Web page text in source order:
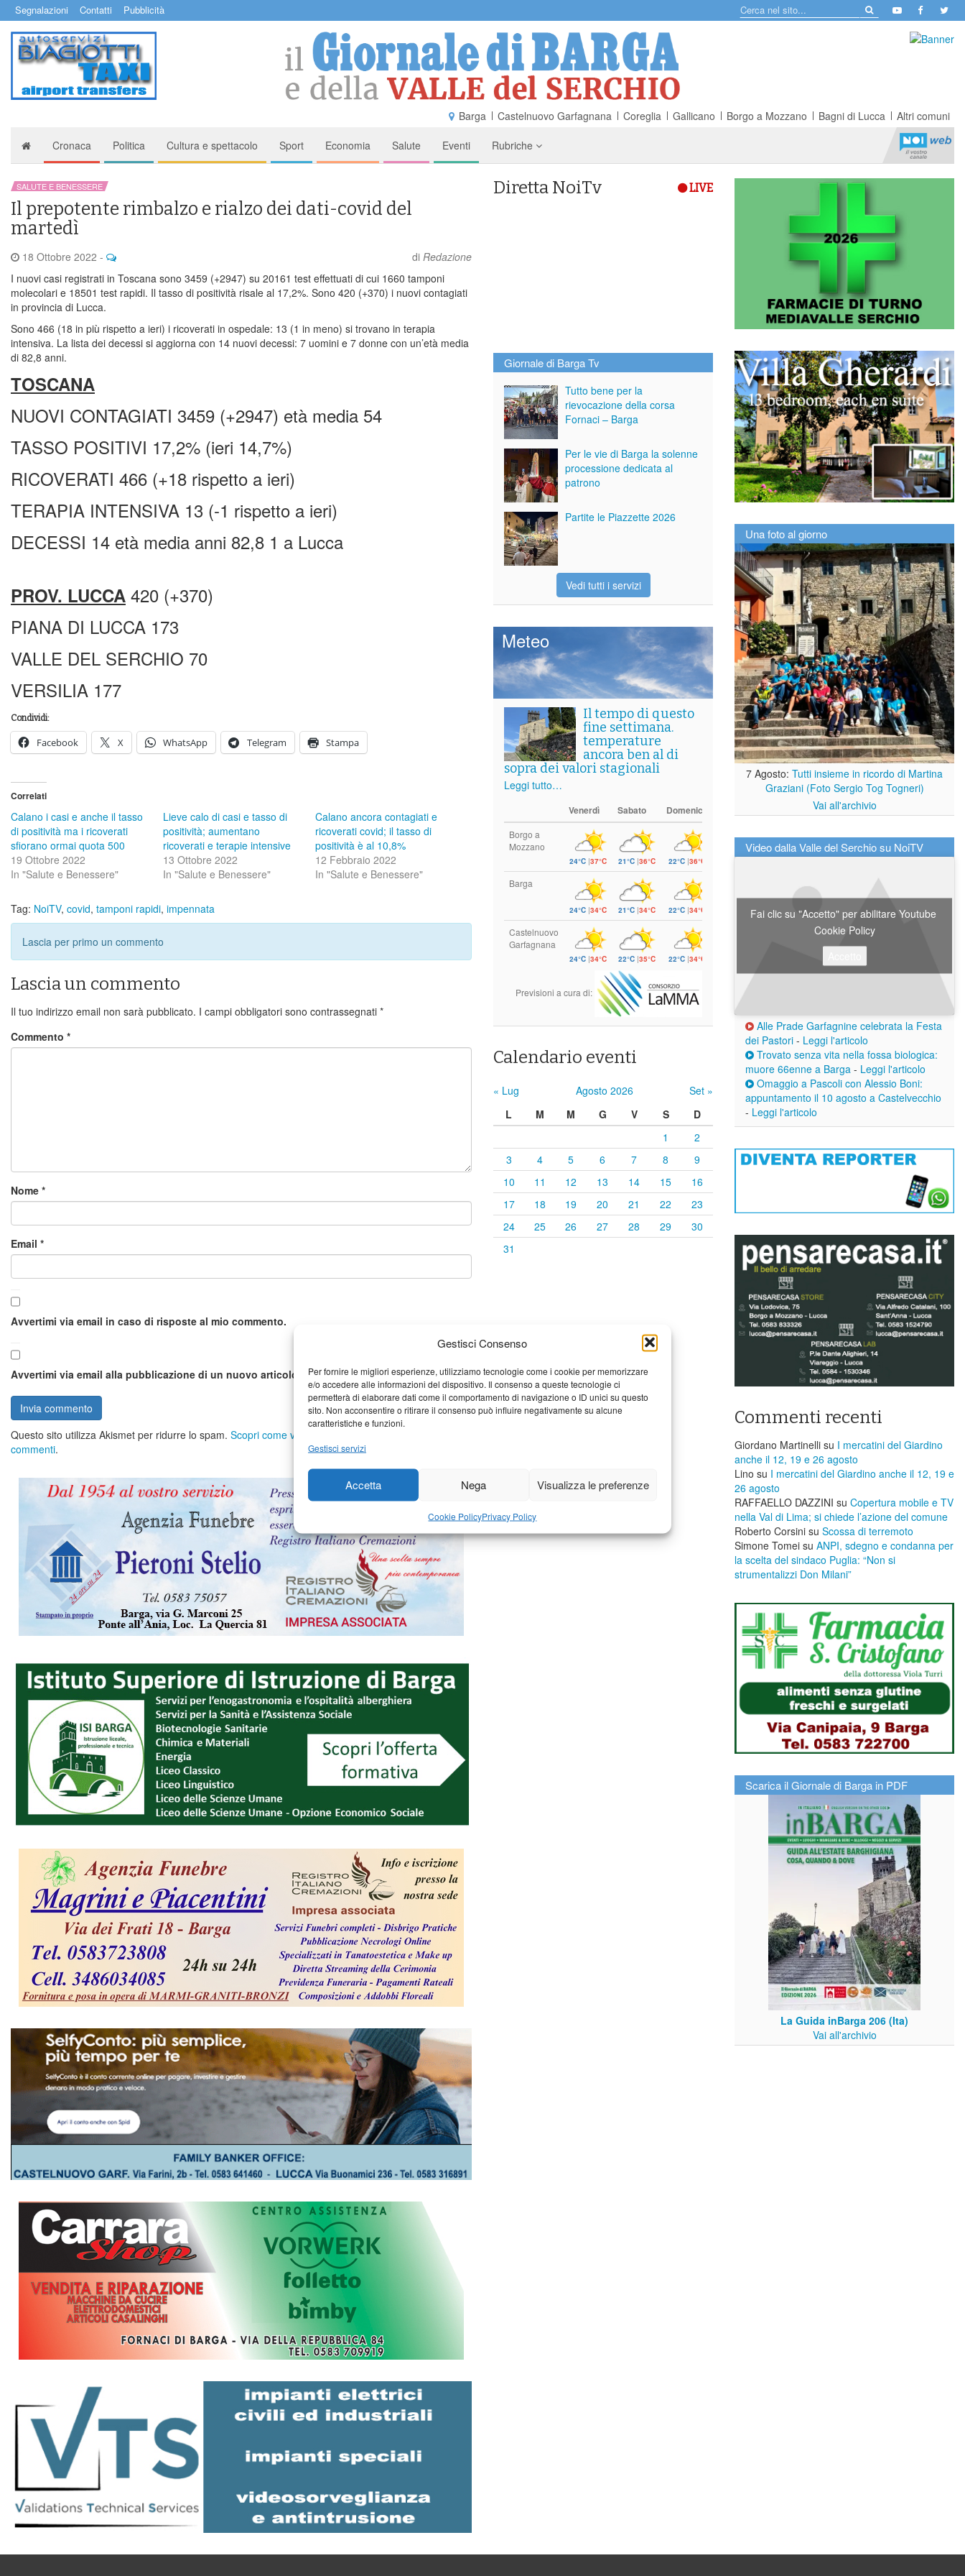
Gestisci Consenso
Per fornire le migliori esperienze, utilizziamo tecnologie come i cookie per memorizzare
e/o accedere alle informazioni del dispositivo. Il consenso a queste tecnologie ci
permetterà di elaborare dati come il comportamento di navigazione o ID unici su questo
sito. Non acconsentire o ritirare il consenso può influire negativamente su alcune
caratteristiche e funzioni.
Gestisci servizi
Accetta Nega Visualizza le preferenze
Cookie PolicyPrivacy Policy
Segnalazioni Contatti Pubblicità
Barga Castelnuovo Garfagnana Coreglia Gallicano Borgo a Mozzano Bagni di Lucca Altri comuni
Cronaca Politica Cultura e spettacolo Sport Economia Salute Eventi Rubriche
SALUTE E BENESSERE
Il prepotente rimbalzo e rialzo dei dati-covid del
martedì
18 Ottobre 2022 - di Redazione
I nuovi casi registrati in Toscana sono 3459 (+2947) su 20161 test effettuati di cui 1660 tamponi
molecolari e 18501 test rapidi. Il tasso di positività risale al 17,2%. Sono 420 (+370) i nuovi contagiati
in provincia di Lucca.
Sono 466 (18 in più rispetto a ieri) i ricoverati in ospedale: 13 (1 in meno) si trovano in terapia
intensiva. La lista dei decessi si aggiorna con 14 nuovi decessi: 7 uomini e 7 donne con un’età media
di 82,8 anni.
TOSCANA
NUOVI CONTAGIATI 3459 (+2947) età media 54
TASSO POSITIVI 17,2% (ieri 14,7%)
RICOVERATI 466 (+18 rispetto a ieri)
TERAPIA INTENSIVA 13 (-1 rispetto a ieri)
DECESSI 14 età media anni 82,8 1 a Lucca
PROV. LUCCA 420 (+370)
PIANA DI LUCCA 173
VALLE DEL SERCHIO 70
VERSILIA 177
Condividi:
Facebook X WhatsApp Telegram Stampa
Correlati
Calano i casi e anche il tasso
di positività ma i ricoverati
sfiorano ormai quota 500
19 Ottobre 2022
In "Salute e Benessere"
Lieve calo di casi e tasso di
positività; aumentano
ricoverati e terapie intensive
13 Ottobre 2022
In "Salute e Benessere"
Calano ancora contagiati e
ricoverati covid; il tasso di
positività è al 10,8%
12 Febbraio 2022
In "Salute e Benessere"
Tag: NoiTV, covid, tamponi rapidi, impennata
Lascia per primo un commento
Lascia un commento
Il tuo indirizzo email non sarà pubblicato. I campi obbligatori sono contrassegnati *
Commento *
Nome *
Email *
Avvertimi via email in caso di risposte al mio commento.
Avvertimi via email alla pubblicazione di un nuovo articolo.
Questo sito utilizza Akismet per ridurre lo spam. Scopri come vengono elaborati i dati derivati dai
commenti.
Diretta NoiTv LIVE
Giornale di Barga Tv
Tutto bene per la
rievocazione della corsa
Fornaci – Barga
Per le vie di Barga la solenne
processione dedicata al
patrono
Partite le Piazzette 2026
Vedi tutti i servizi
Meteo
Il tempo di questo
fine settimana.
temperature
ancora ben al di
sopra dei valori stagionali
Leggi tutto…
Venerdì Sabato Domenica
Borgo a
Mozzano
24°C |37°C 21°C |36°C 22°C |36°C
Barga
24°C |34°C 21°C |34°C 22°C |34°C
Castelnuovo
Garfagnana
24°C |34°C 22°C |35°C 22°C |34°C
Previsioni a cura di:
Calendario eventi
« Lug Agosto 2026
Set »
L
M M G V S
D
1
2
3
4 5 6 7 8
9
10
11 12 13 14 15
16
17
18 19 20 21 22
23
24
25 26 27 28 29
30
31
Una foto al giorno
7 Agosto: Tutti insieme in ricordo di Martina
Graziani (Foto Sergio Tog Togneri)
Vai all'archivio
Video dalla Valle del Serchio su NoiTV
Fai clic su "Accetto" per abilitare Youtube
Cookie Policy
Alle Prade Garfagnine celebrata la Festa
dei Pastori - Leggi l'articolo
Trovato senza vita nella fossa biologica:
muore 66enne a Barga - Leggi l'articolo
Omaggio a Pascoli con Alessio Boni:
appuntamento il 10 agosto a Castelvecchio
- Leggi l'articolo
Commenti recenti
Giordano Martinelli su I mercatini del Giardino
anche il 12, 19 e 26 agosto
Lino su I mercatini del Giardino anche il 12, 19 e
26 agosto
RAFFAELLO DAZZINI su ​Copertura mobile e TV
nella Val di Lima; si chiede l’azione del comune
Roberto Corsini su Scossa di terremoto
Simone Tomei su ANPI, sdegno e condanna per
la scelta del sindaco Puglia: “Non si
strumentalizzi Don Milani”
Scarica il Giornale di Barga in PDF
La Guida inBarga 206 (Ita)
Vai all'archivio